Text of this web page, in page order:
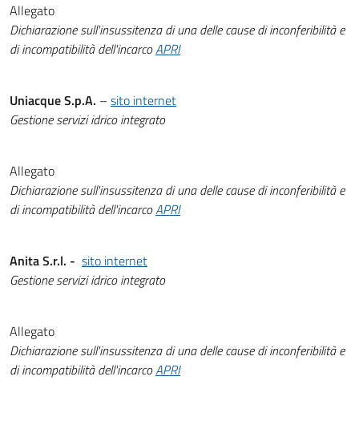
Allegato
Dichiarazione sull'insussitenza di una delle cause di inconferibilità e
di incompatibilità dell'incarcoAPRI
Uniacque S.p.A. – sito internet
Gestione servizi idrico integrato
Allegato
Dichiarazione sull'insussitenza di una delle cause di inconferibilità e
di incompatibilità dell'incarcoAPRI
Anita S.r.l. - sito internet
Gestione servizi idrico integrato
Allegato
Dichiarazione sull'insussitenza di una delle cause di inconferibilità e
di incompatibilità dell'incarcoAPRI